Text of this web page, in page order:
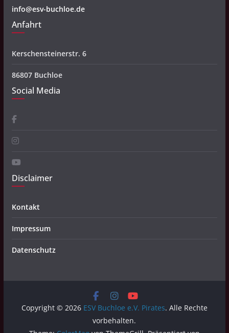
info@esv-buchloe.de
Anfahrt
Kerschensteinerstr. 6
86807 Buchloe
Social Media
Disclaimer
Kontakt
Impressum
Datenschutz
Copyright © 2026 ESV Buchloe e.V. Pirates. Alle Rechte
vorbehalten.